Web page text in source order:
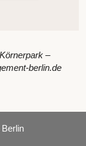
–
berlin.de